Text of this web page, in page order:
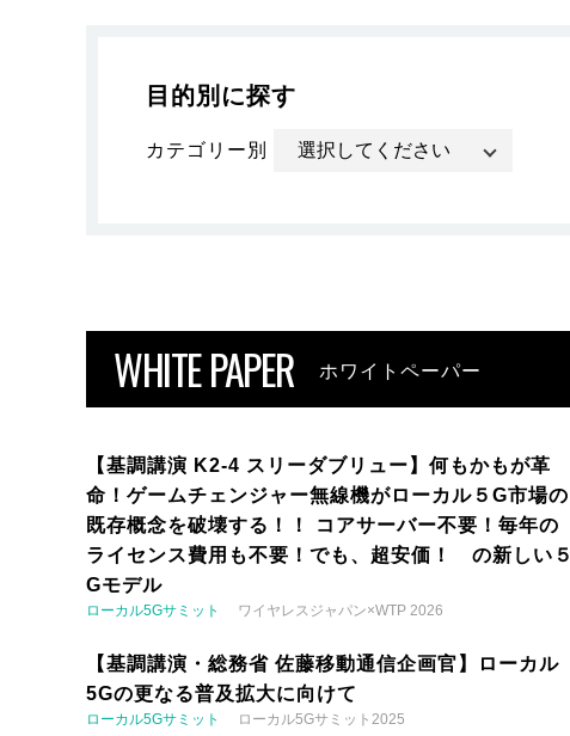
目的別に探す
カテゴリー別
WHITE PAPER ホワイトペーパー
【基調講演 K2-4 スリーダブリュー】何もかもが革
命！ゲームチェンジャー無線機がローカル５G市場の
既存概念を破壊する！！ コアサーバー不要！毎年の
ライセンス費用も不要！でも、超安価！ の新しい５
Gモデル
ローカル5Gサミット ワイヤレスジャパン×WTP 2026
【基調講演・総務省 佐藤移動通信企画官】ローカル
5Gの更なる普及拡大に向けて
ローカル5Gサミット ローカル5Gサミット2025